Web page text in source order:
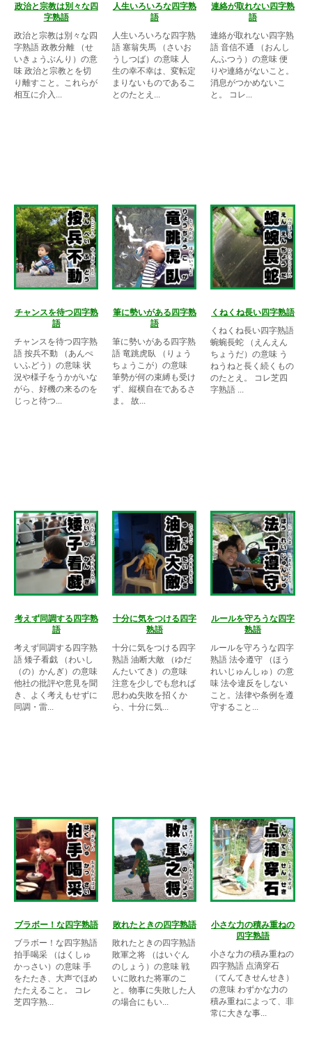
政治と宗教は別々な四
字熟語
政治と宗教は別々な四
字熟語 政教分離 （せ
いきょうぶんり）の意
味 政治と宗教とを切
り離すこと。これらが
相互に介入...
人生いろいろな四字熟
語
人生いろいろな四字熟
語 塞翁失馬 （さいお
うしつば）の意味 人
生の幸不幸は、変転定
まりないものであるこ
とのたとえ...
連絡が取れない四字熟
語
連絡が取れない四字熟
語 音信不通 （おんし
んふつう）の意味 便
りや連絡がないこと。
消息がつかめないこ
と。 コレ...
チャンスを待つ四字熟
語
チャンスを待つ四字熟
語 按兵不動 （あんぺ
いふどう）の意味 状
況や様子をうかがいな
がら、好機の来るのを
じっと待つ...
筆に勢いがある四字熟
語
筆に勢いがある四字熟
語 竜跳虎臥 （りょう
ちょうこが）の意味
筆勢が何の束縛も受け
ず、縦横自在であるさ
ま。 故...
くねくね長い四字熟語
くねくね長い四字熟語
蜿蜿長蛇 （えんえん
ちょうだ）の意味 う
ねうねと長く続くもの
のたとえ。 コレ芝四
字熟語 ...
考えず同調する四字熟
語
考えず同調する四字熟
語 矮子看戯 （わいし
（の）かんぎ）の意味
他社の批評や意見を聞
き、よく考えもせずに
同調・雷...
十分に気をつける四字
熟語
十分に気をつける四字
熟語 油断大敵 （ゆだ
んたいてき）の意味
注意を少しでも怠れば
思わぬ失敗を招くか
ら、十分に気...
ルールを守ろうな四字
熟語
ルールを守ろうな四字
熟語 法令遵守 （ほう
れいじゅんしゅ）の意
味 法令違反をしない
こと。法律や条例を遵
守すること...
ブラボー！な四字熟語
ブラボー！な四字熟語
拍手喝采 （はくしゅ
かっさい）の意味 手
をたたき、大声でほめ
たたえること。 コレ
芝四字熟...
敗れたときの四字熟語
敗れたときの四字熟語
敗軍之将 （はいぐん
のしょう）の意味 戦
いに敗れた将軍のこ
と。物事に失敗した人
の場合にもい...
小さな力の積み重ねの
四字熟語
小さな力の積み重ねの
四字熟語 点滴穿石
（てんてきせんせき）
の意味 わずかな力の
積み重ねによって、非
常に大きな事...